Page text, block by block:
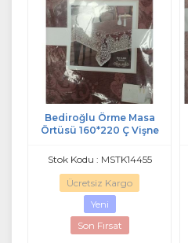
Bediroğlu Örme Masa
Örtüsü 160*220 Ç Vişne
Stok Kodu : MSTK14455
Ücretsiz Kargo
Yeni
Son Fırsat